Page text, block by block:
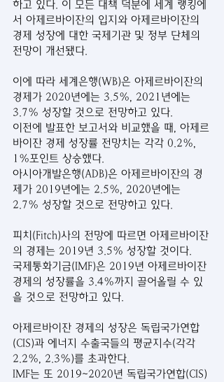
하고 있다. 이 모든 대책 덕분에 세계 랭킹에
서 아제르바이잔의 입지와 아제르바이잔의
경제 성장에 대한 국제기관 및 정부 단체의
전망이 개선됐다.
이에 따라 세계은행(WB)은 아제르바이잔의
경제가 2020년에는 3.5%, 2021년에는
3.7% 성장할 것으로 전망하고 있다.
이전에 발표한 보고서와 비교했을 때, 아제르
바이잔 경제 성장률 전망치는 각각 0.2%,
1%포인트 상승했다.
아시아개발은행(ADB)은 아제르바이잔의 경
제가 2019년에는 2.5%, 2020년에는
2.7% 성장할 것으로 전망하고 있다.
피치(Fitch)사의 전망에 따르면 아제르바이잔
의 경제는 2019년 3.5% 성장할 것이다.
국제통화기금(IMF)은 2019년 아제르바이잔
경제의 성장률을 3.4%까지 끌어올릴 수 있
을 것으로 전망하고 있다.
아제르바이잔 경제의 성장은 독립국가연합
(CIS)과 에너지 수출국들의 평균지수(각각
2.2%, 2.3%)를 초과한다.
IMF는 또 2019~2020년 독립국가연합(CIS)